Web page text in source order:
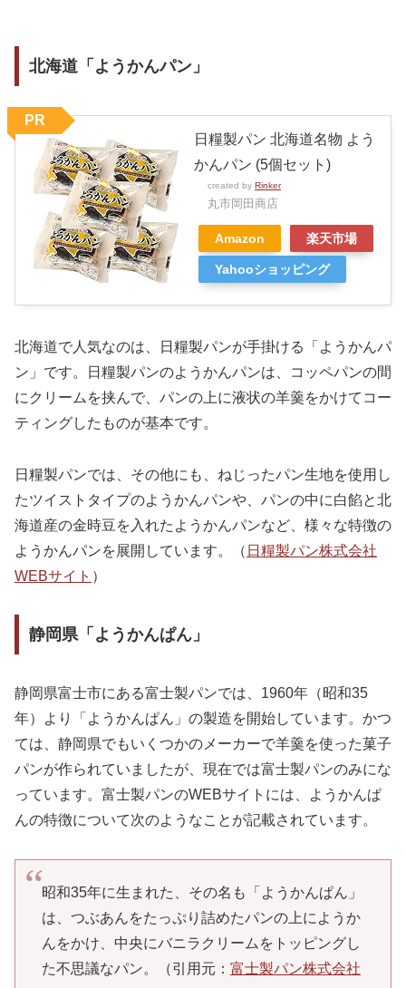
北海道「ようかんパン」
日糧製パン 北海道名物 よう
かんパン (5個セット)
created by Rinker
丸市岡田商店
Amazon 楽天市場
Yahooショッピング
PR
北海道で人気なのは、日糧製パンが手掛ける「ようかんパ
ン」です。日糧製パンのようかんパンは、コッペパンの間
にクリームを挟んで、パンの上に液状の羊羹をかけてコー
ティングしたものが基本です。
日糧製パンでは、その他にも、ねじったパン生地を使用し
たツイストタイプのようかんパンや、パンの中に白餡と北
海道産の金時豆を入れたようかんパンなど、様々な特徴の
ようかんパンを展開しています。（ 日糧製パン株式会社
WEBサイト ）
静岡県「ようかんぱん」
静岡県富士市にある富士製パンでは、1960年（昭和35
年）より「ようかんぱん」の製造を開始しています。かつ
ては、静岡県でもいくつかのメーカーで羊羹を使った菓子
パンが作られていましたが、現在では富士製パンのみにな
っています。富士製パンのWEBサイトには、ようかんぱ
んの特徴について次のようなことが記載されています。
昭和35年に生まれた、その名も「ようかんぱん」
は、つぶあんをたっぷり詰めたパンの上にようか
んをかけ、中央にバニラクリームをトッピングし
た不思議なパン。（引用元： 富士製パン株式会社